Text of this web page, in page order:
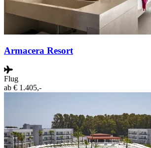
Armacera Resort
Flug
ab € 1.405,-